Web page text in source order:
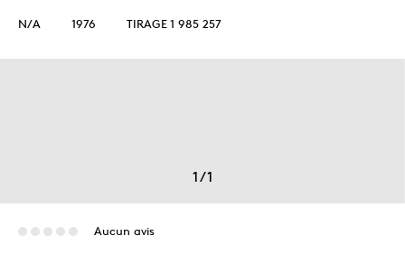
N/A 1976 TIRAGE 1 985 257
1/1
Aucun avis